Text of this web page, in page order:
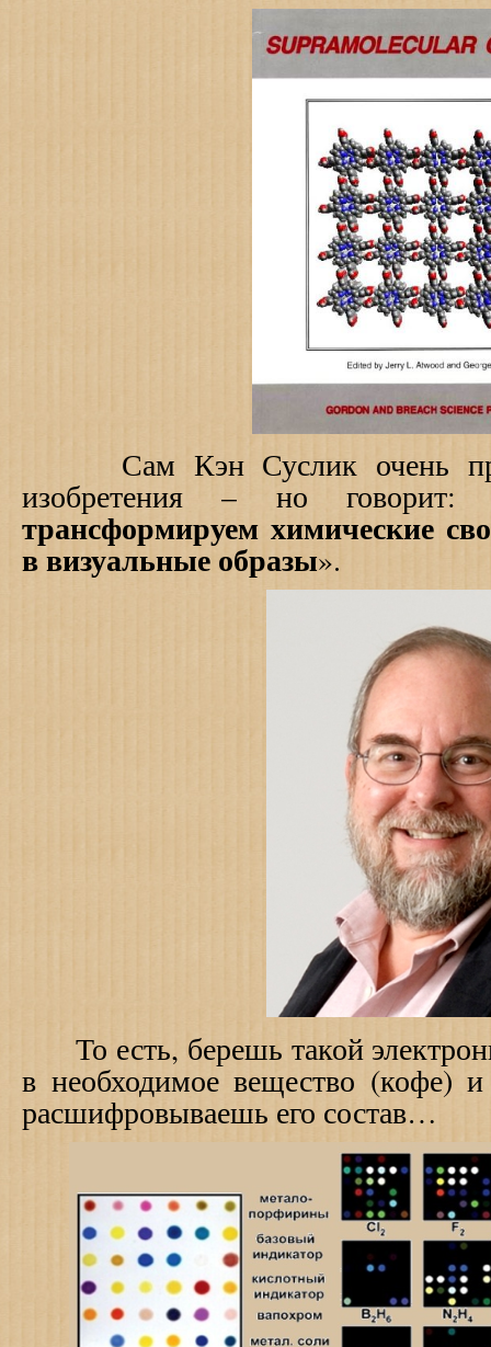
Сам Кэн Суслик очень
изобретения – но говорит:
трансформируем химические
в визуальные образы».
То есть, берешь такой
в необходимое вещество (кофе)
расшифровываешь его состав…